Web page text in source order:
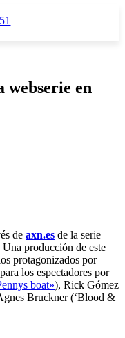
webserie en
de axn.es de la serie
Una producción de este
protagonizados por
los espectadores por
boat»), Rick Gómez
Bruckner (‘Blood &